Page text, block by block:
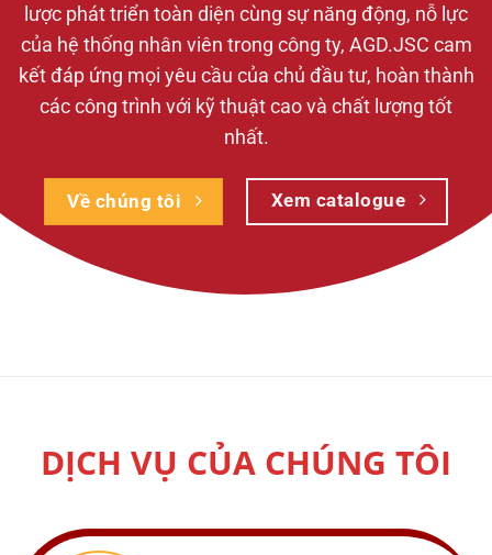
lược phát triển toàn diện cùng sự năng động, nỗ lực
của hệ thống nhân viên trong công ty, AGD.JSC cam
kết đáp ứng mọi yêu cầu của chủ đầu tư, hoàn thành
các công trình với kỹ thuật cao và chất lượng tốt
nhất.
Về chúng tôi Xem catalogue
DỊCH VỤ CỦA CHÚNG TÔI